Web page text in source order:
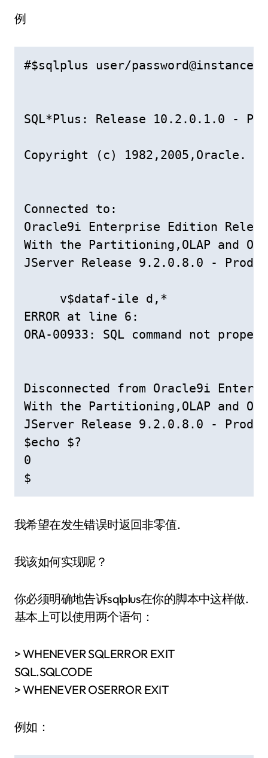
例
#$sqlplus user/password@instance
SQL*Plus: Release 10.2.0.1.0 -
Copyright (c) 1982,2005,Oracle.
Connected to:
Oracle9i Enterprise Edition
With the Partitioning,OLAP and
JServer Release 9.2.0.8.0 -
     v$dataf-ile d,*
ERROR at line 6:
ORA-00933: SQL command not
Disconnected from Oracle9i
With the Partitioning,OLAP and
JServer Release 9.2.0.8.0 -
$echo $?
0
$
我希望在发生错误时返回非零值.
我该如何实现呢？
你必须明确地告诉sqlplus在你的脚本中这样做.
基本上可以使用两个语句：
> WHENEVER SQLERROR EXIT
SQL.SQLCODE
> WHENEVER OSERROR EXIT
例如：